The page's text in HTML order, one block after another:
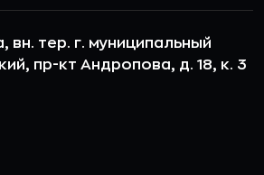
вн. тер. г. муниципальный
пр-кт Андропова, д. 18, к. 3